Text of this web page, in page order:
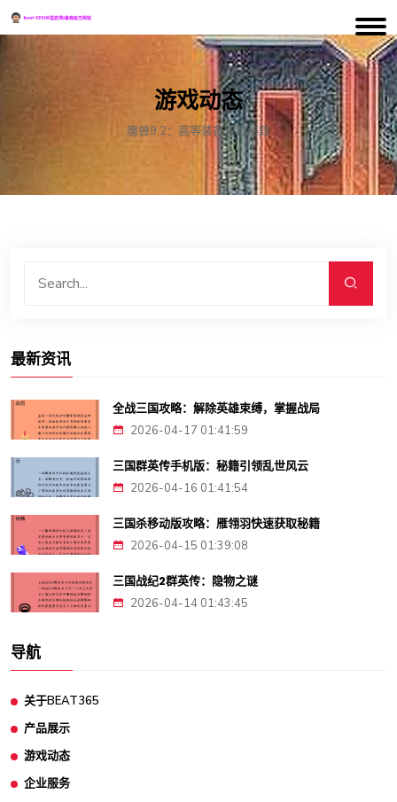
游戏动态
魔兽9.2：高等装备获取秘籍
最新资讯
全战三国攻略：解除英雄束缚，掌握战局
2026-04-17 01:41:59
三国群英传手机版：秘籍引领乱世风云
2026-04-16 01:41:54
三国杀移动版攻略：雁翎羽快速获取秘籍
2026-04-15 01:39:08
三国战纪2群英传：隐物之谜
2026-04-14 01:43:45
导航
关于BEAT365
产品展示
游戏动态
企业服务